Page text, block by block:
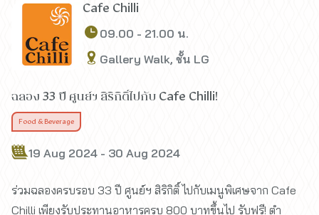
Cafe Chilli
09.00 - 21.00 น.
Gallery Walk, ชั้น LG
ฉลอง 33 ปี ศูนย์ฯ สิริกิติ์ไปกับ Cafe Chilli!
Food & Beverage
19 Aug 2024 - 30 Aug 2024
ร่วมฉลองครบรอบ 33 ปี ศูนย์ฯ สิริกิติ์ ไปกับเมนูพิเศษจาก Cafe
Chilli เพียงรับประทานอาหารครบ 800 บาทขึ้นไป รับฟรี! ตำ